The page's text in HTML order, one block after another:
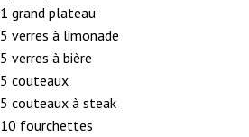
1 grand plateau
5 verres à limonade
5 verres à bière
5 couteaux
5 couteaux à steak
10 fourchettes